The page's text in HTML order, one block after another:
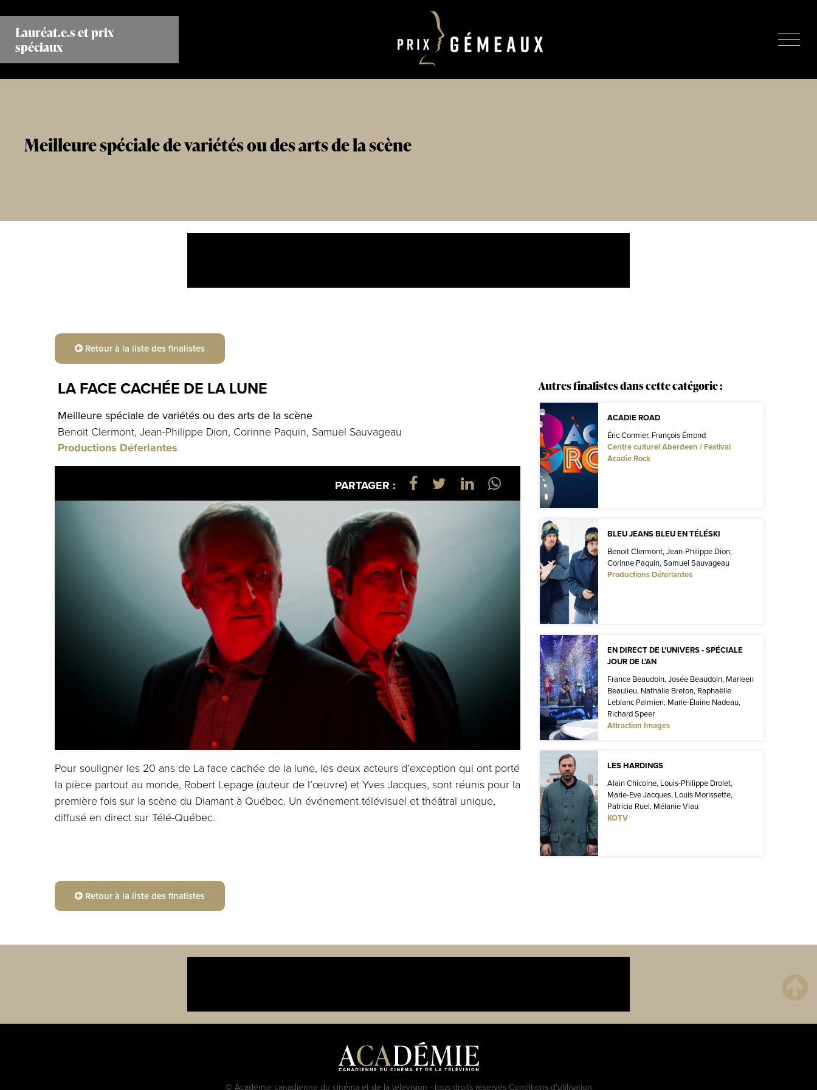
contenu
principal
Lauréat.e.s et prix
spéciaux
Meilleure spéciale de variétés ou des arts de la scène
Retour à la liste des finalistes
LA FACE CACHÉE DE LA LUNE
Meilleure spéciale de variétés ou des arts de la scène
Benoit Clermont, Jean-Philippe Dion, Corinne Paquin, Samuel Sauvageau
Productions Déferlantes
PARTAGER :
Pour souligner les 20 ans de La face cachée de la lune, les deux acteurs d’exception qui ont porté
la pièce partout au monde, Robert Lepage (auteur de l’œuvre) et Yves Jacques, sont réunis pour la
première fois sur la scène du Diamant à Québec. Un événement télévisuel et théâtral unique,
diffusé en direct sur Télé-Québec.
Autres finalistes dans cette catégorie :
ACADIE ROAD
Éric Cormier, François Émond
Centre culturel Aberdeen / Festival
Acadie Rock
BLEU JEANS BLEU EN TÉLÉSKI
Benoit Clermont, Jean-Philippe Dion,
Corinne Paquin, Samuel Sauvageau
Productions Déferlantes
EN DIRECT DE L'UNIVERS - SPÉCIALE
JOUR DE L'AN
France Beaudoin, Josée Beaudoin, Marleen
Beaulieu, Nathalie Breton, Raphaëlle
Leblanc Palmieri, Marie-Élaine Nadeau,
Richard Speer
Attraction Images
LES HARDINGS
Alain Chicoine, Louis-Philippe Drolet,
Marie-Eve Jacques, Louis Morissette,
Patricia Ruel, Mélanie Viau
KOTV
Retour à la liste des finalistes
© Académie canadienne du cinéma et de la télévision - tous droits réservés Conditions d'utilisation